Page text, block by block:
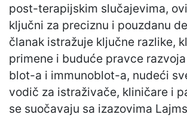
post-terapijskim slučajevima,
ključni za preciznu i pouzdanu
članak istražuje ključne razlike,
primene i buduće pravce
blot-a i immunoblot-a, nudeći
vodič za istraživače, kliničare i
se suočavaju sa izazovima